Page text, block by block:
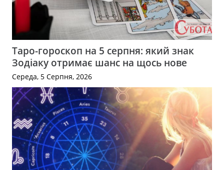
Таро-гороскоп на 5 серпня: який знак
Зодіаку отримає шанс на щось нове
Середа, 5 Серпня, 2026